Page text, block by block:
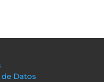
Datos